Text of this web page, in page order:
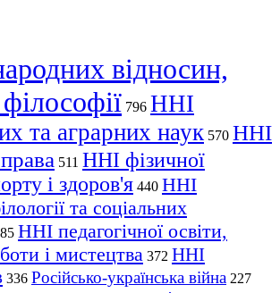
відносин,
філософії 796 ННІ
та аграрних наук 570 ННІ
511 ННІ фізичної
і здоров'я 440 ННІ
та соціальних
ННІ педагогічної освіти,
і мистецтва 372 ННІ
336 Російсько-українська війна 227